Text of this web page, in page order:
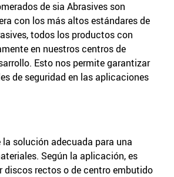
de sia Abrasives son
con los más altos estándares de
todos los productos con
en nuestros centros de
Esto nos permite garantizar
de seguridad en las aplicaciones
la solución adecuada para una
Según la aplicación, es
discos rectos o de centro embutido